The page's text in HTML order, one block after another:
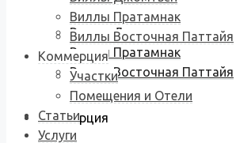
Виллы Джомтьен
Виллы Пратамнак
Виллы Восточная Паттайя
Коммерция
Виллы Пратамнак
Виллы Восточная Паттайя
Коммерция
Участки
Помещения и Отели
Статьи
Услуги